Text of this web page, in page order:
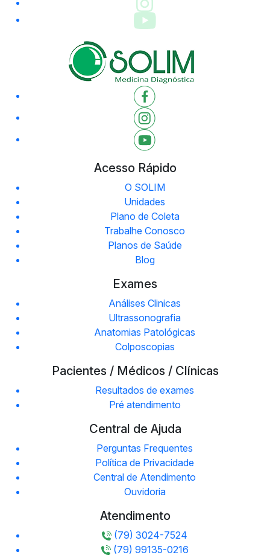
Acesso Rápido
O SOLIM
Unidades
Plano de Coleta
Trabalhe Conosco
Planos de Saúde
Blog
Exames
Análises Clinicas
Ultrassonografia
Anatomias Patológicas
Colposcopias
Pacientes / Médicos / Clínicas
Resultados de exames
Pré atendimento
Central de Ajuda
Perguntas Frequentes
Política de Privacidade
Central de Atendimento
Ouvidoria
Atendimento
(79) 3024-7524
(79) 99135-0216